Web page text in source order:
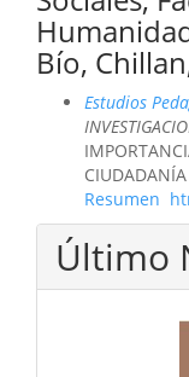
Bío,
Estudios
Resumen
Último